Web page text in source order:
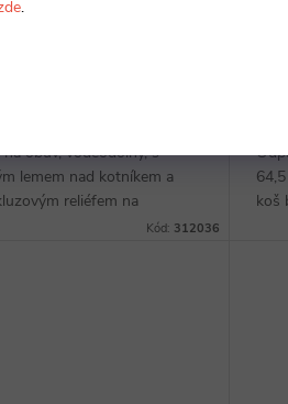
.
na obuv, voděodolný, s
lemem nad kotníkem a
reliéfem na
2000 kusů v balení.Kód: 312036
koš